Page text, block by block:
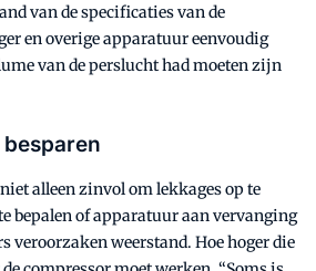
van de specificaties van de
en overige apparatuur eenvoudig
van de perslucht had moeten zijn
alleen zinvol om lekkages op te
bepalen of apparatuur aan vervanging
veroorzaken weerstand. Hoe hoger die